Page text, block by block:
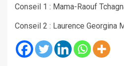
Conseil 1 : Mama-Raouf
Conseil 2 : Laurence Georgina